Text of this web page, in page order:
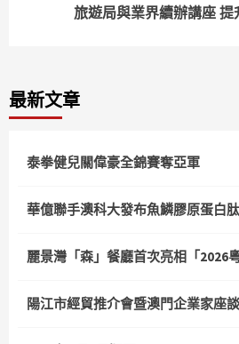
旅遊局與業界續辦講座
最新文章
泰拳健兒關偉豪全錦賽奪亞軍
華億聯手澳科大發布魚鱗膠原蛋白
麗景灣「森」餐廳首次亮相「2026
陽江市經貿推介會暨澳門企業家座